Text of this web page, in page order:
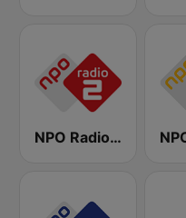
NPO Radio 2